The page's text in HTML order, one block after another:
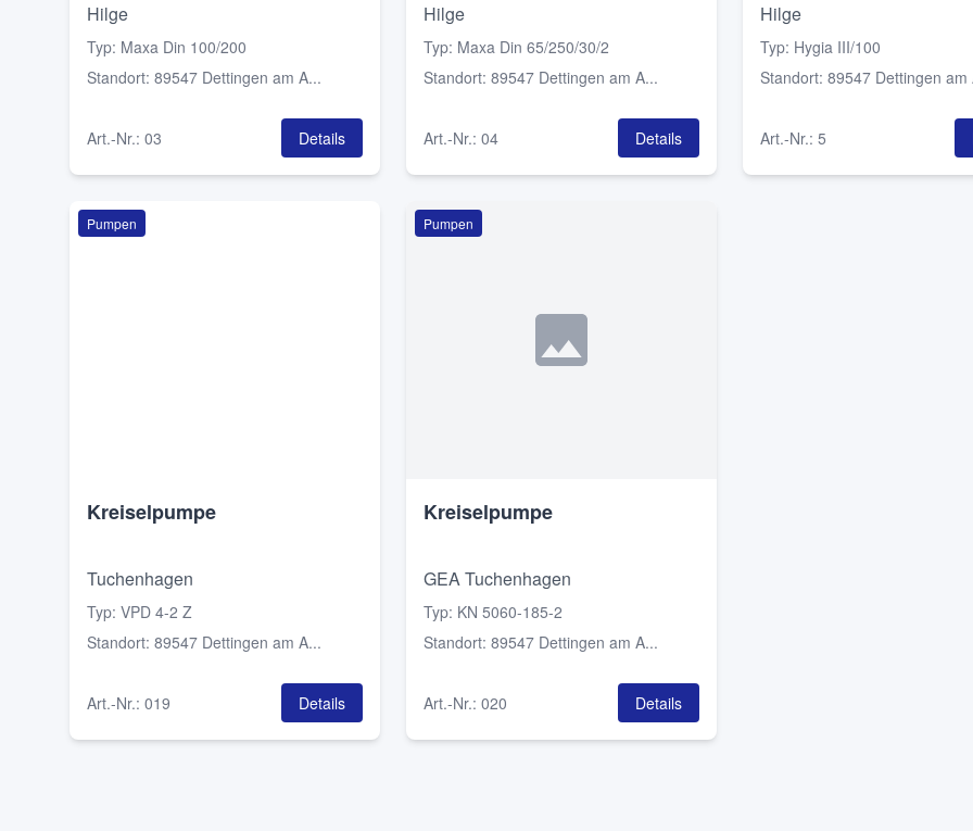
Hilge
Typ: Maxa Din 100/200
Standort: 89547 Dettingen am A...
Art.-Nr.: 03 Details
Hilge
Typ: Maxa Din 65/250/30/2
Standort: 89547 Dettingen am A...
Art.-Nr.: 04 Details
Hilge
Typ: Hygia III/100
Standort: 89547 Dettingen am
Art.-Nr.: 5
Pumpen
Kreiselpumpe
Tuchenhagen
Typ: VPD 4-2 Z
Standort: 89547 Dettingen am A...
Art.-Nr.: 019 Details
Pumpen
Kreiselpumpe
GEA Tuchenhagen
Typ: KN 5060-185-2
Standort: 89547 Dettingen am A...
Art.-Nr.: 020 Details